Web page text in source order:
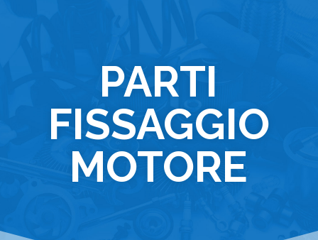
PARTI
FISSAGGIO
MOTORE